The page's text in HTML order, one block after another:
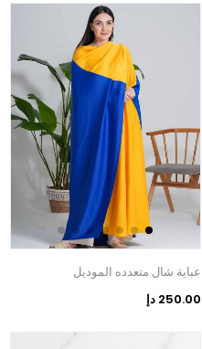
عباية شال متعدده الموديل
250.00 دإ